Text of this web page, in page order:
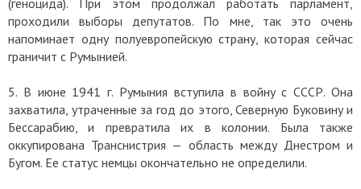
(геноцида). При этом продолжал работать парламент,
проходили выборы депутатов. По мне, так это очень
напоминает одну полуевропейскую страну, которая сейчас
граничит с Румынией.
5. В июне 1941 г. Румыния вступила в войну с СССР. Она
захватила, утраченные за год до этого, Северную Буковину и
Бессарабию, и превратила их в колонии. Была также
оккупирована Транснистрия — область между Днестром и
Бугом. Ее статус немцы окончательно не определили.